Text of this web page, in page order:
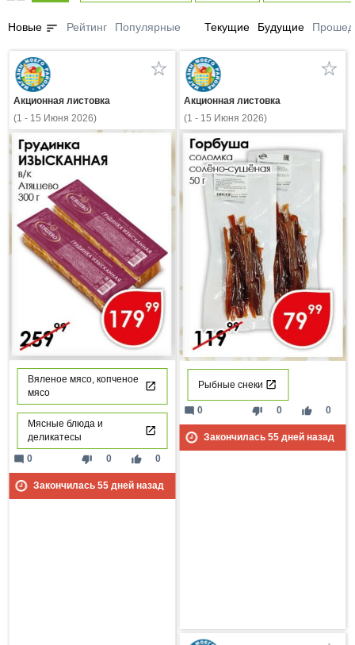
Новые sort Рейтинг Популярные Текущие Будущие
Акционная листовка
(1 - 15 Июня 2026)
Вяленое мясо, копченое
мясо
Мясные блюда и
деликатесы
thumb_down 0 thumb_up 0
mode_comment 0
Закончилась 55дней назад
Акционная листовка
(1 - 15 Июня 2026)
Рыбные снеки
thumb_down 0 thumb_up 0
mode_comment 0
Закончилась 55дней назад